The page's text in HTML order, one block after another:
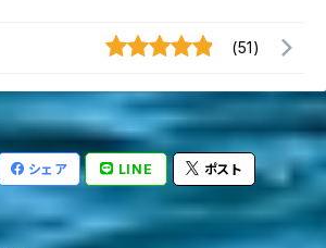
(51)
シェア LINE ポスト